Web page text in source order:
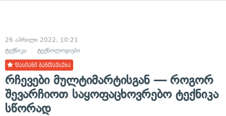
26 აპრილი 2022, 10:21
ტექნიკა
ტექნოლოგიები
ფასიანი განთავსება
რჩევები მულტიმარტისგან — როგორ
შევარჩიოთ საყოფაცხოვრებო ტექნიკა
სწორად